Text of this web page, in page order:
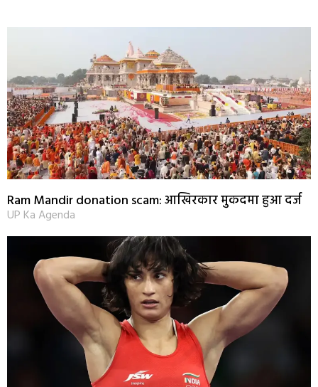
Ram Mandir donation scam: आखिरकार मुकदमा हुआ दर्ज
UP Ka Agenda